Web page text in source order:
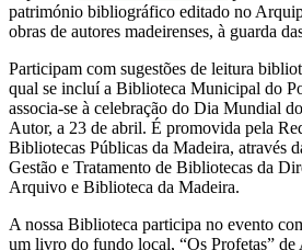
património bibliográfico editado no
obras de autores madeirenses, à guarda
Participam com sugestões de leitura
qual se incluí a Biblioteca Municipal do
associa-se à celebração do Dia Mundial
Autor, a 23 de abril. É promovida pela
Bibliotecas Públicas da Madeira, através
Gestão e Tratamento de Bibliotecas da
Arquivo e Biblioteca da Madeira.
A nossa Biblioteca participa no evento
um livro do fundo local, “Os Profetas”